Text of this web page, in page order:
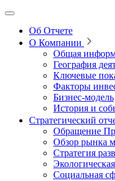
Об Отчете
О Компании
Общая
География
Ключевые
Факторы
Бизнес-модель
История и
Стратегический
Обращение
Обзор рынка
Стратегия
Социальная